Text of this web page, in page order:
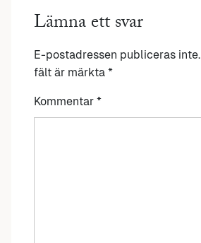
Lämna ett svar
E-postadressen publiceras inte.
fält är märkta *
Kommentar *